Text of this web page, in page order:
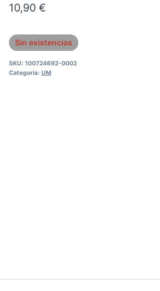
10,90 €
Sin existencias
SKU: 100724692-0002
Categoría: UM